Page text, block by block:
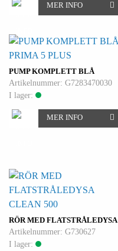
MER INFO
PUMP KOMPLETT BLÅ
PRIMA 5 PLUS
Artikelnummer: G7283470030
I lager:
MER INFO
RÖR MED FLATSTRÅLEDYSA
CLEAN 500
Artikelnummer: G730627
I lager: